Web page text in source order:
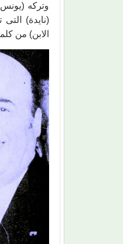
وتركه (يونس
(نايدة)
الابن) من